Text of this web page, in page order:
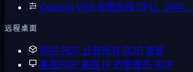
Custom VPS 按需选择 CPU、内存
远程桌面
购买 RDP 比较所有 RDP 套餐
美国RDP 美国 IP 的管理员 RDP